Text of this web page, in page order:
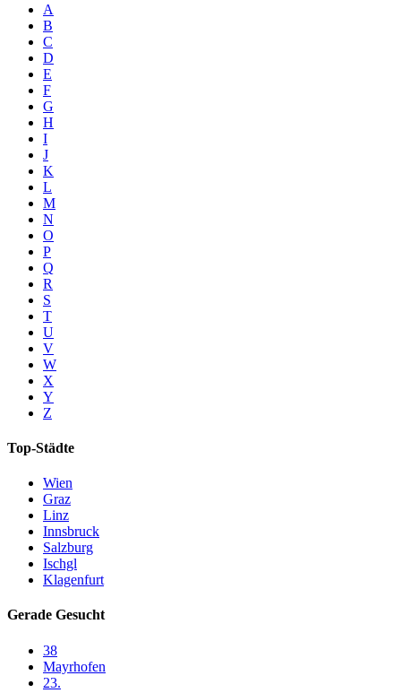
A
B
C
D
E
F
G
H
I
J
K
L
M
N
O
P
Q
R
S
T
U
V
W
X
Y
Z
Top-Städte
Wien
Graz
Linz
Innsbruck
Salzburg
Ischgl
Klagenfurt
Gerade Gesucht
38
Mayrhofen
23.